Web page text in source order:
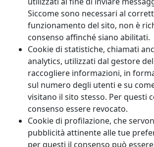
Siccome sono necessari al
funzionamento del sito, non è
consenso affinché siano abilitati.
Cookie di statistiche, chiamati
analytics, utilizzati dal gestore
raccogliere informazioni, in
sul numero degli utenti e su
visitano il sito stesso. Per questi
consenso essere revocato.
Cookie di profilazione, che
pubblicità attinente alle tue
per questi il consenso può